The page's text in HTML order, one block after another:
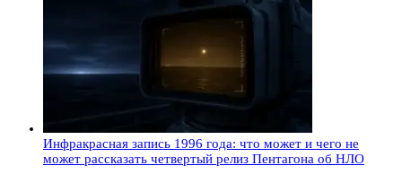
Инфракрасная запись 1996 года: что может и чего не
может рассказать четвертый релиз Пентагона об НЛО